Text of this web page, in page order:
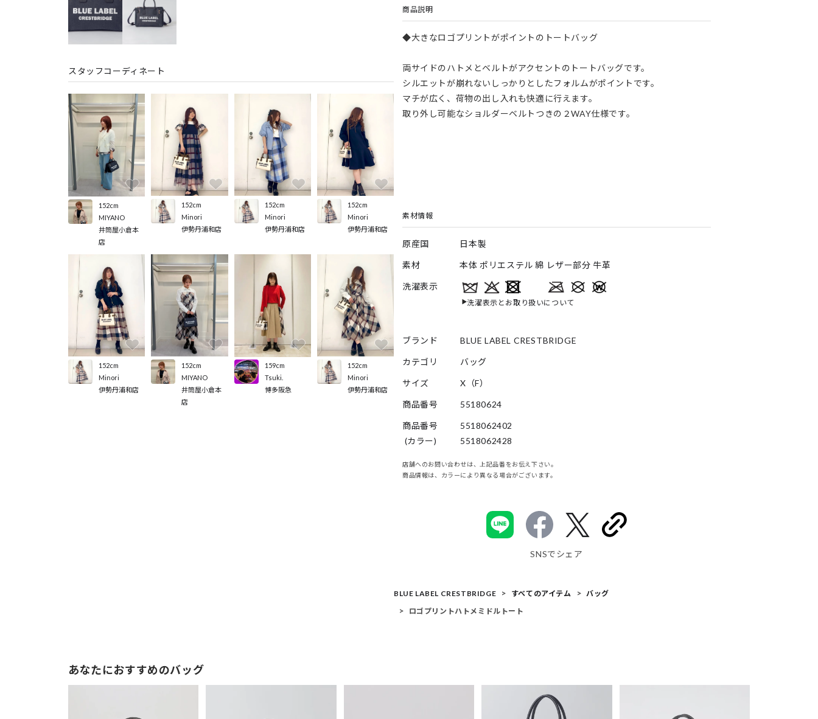
スタッフコーディネート
井筒屋小倉本
店
MIYANO
152cm
伊勢丹浦和店
Minori
152cm
伊勢丹浦和店
Minori
152cm
伊勢丹浦和店
Minori
152cm
伊勢丹浦和店
Minori
152cm
井筒屋小倉本
店
MIYANO
152cm
博多阪急
Tsuki.
159cm
伊勢丹浦和店
Minori
152cm
商品説明
◆大きなロゴプリントがポイントのトートバッグ
両サイドのハトメとベルトがアクセントのトートバッグです。
シルエットが崩れないしっかりとしたフォルムがポイントです。
マチが広く、荷物の出し入れも快適に行えます。
取り外し可能なショルダーベルトつきの２WAY仕様です。
素材情報
原産国 日本製
素材 本体 ポリエステル 綿 レザー部分 牛革
洗濯表示
洗濯表示とお取り扱いについて
ブランド BLUE LABEL CRESTBRIDGE
カテゴリ バッグ
サイズ X（F）
商品番号 55180624
商品番号
(カラー)
5518062402
5518062428
店舗へのお問い合わせは、上記品番をお伝え下さい。
商品情報は、カラーにより異なる場合がございます。
SNSでシェア
BLUE LABEL CRESTBRIDGE すべてのアイテム
バッグ
ロゴプリントハトメミドルトート
あなたにおすすめのバッグ